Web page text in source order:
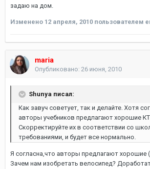
задаю на дом.
Изменено 12 апреля, 2010 пользователем
maria
Опубликовано: 26 июня, 2010
Shunya писал:
Как завуч советует, так и делайте. Хотя
авторы учебников предлагают хорошие
Скорректируйте их в соответствии со
требованиями, и будет все нормально.
Я согласна,что авторы предлагают хорошие
Зачем нам изобретать велосипед?